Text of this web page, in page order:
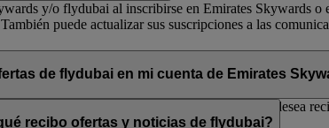
y/o flydubai al inscribirse en Emirates Skywards
puede actualizar sus suscripciones a las
de baja» que encontrará al final de los correos
a través de su chat en directo o su centro de
de flydubai en mi cuenta de Emirates
flydubai. Por tanto, tiene la opción de decidir si desea
recibo ofertas y noticias de flydubai?